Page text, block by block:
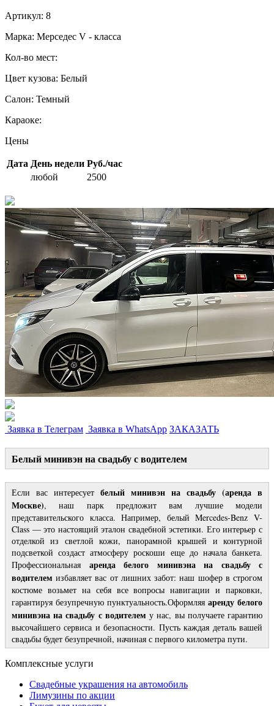
Артикул: 8
Марка: Мерседес V - класса
Кол-во мест:
Цвет кузова: Белый
Салон: Темный
Караоке:
Цены
Дата День недели Руб./час
любой
2500
Заявка в Телеграм Заявка в WhatsApp ЗАКАЗАТЬ
Белый минивэн на свадьбу с водителем
Если вас интересует белый минивэн на свадьбу (аренда в
Москве), наш парк предложит вам лучшие модели
представительского класса. Например, белый Mercedes-Benz V-
Class — это настоящий эталон свадебной эстетики. Его интерьер с
отделкой из светлой кожи, панорамной крышей и контурной
подсветкой создаст атмосферу роскоши еще до начала банкета.
Профессиональная аренда белого минивэна на свадьбу с
водителем избавляет вас от лишних забот: наш шофер в строгом
костюме возьмет на себя все вопросы навигации и парковки,
гарантируя безупречную пунктуальность.Оформляя аренду белого
минивэна на свадьбу с водителем у нас, вы получаете гарантию
высочайшего сервиса и безопасности. Пусть каждая деталь вашей
свадьбы будет безупречной, начиная с первого километра пути.
Комплексные услуги
Свадебные украшения на автомобиль
Лимузины по акции